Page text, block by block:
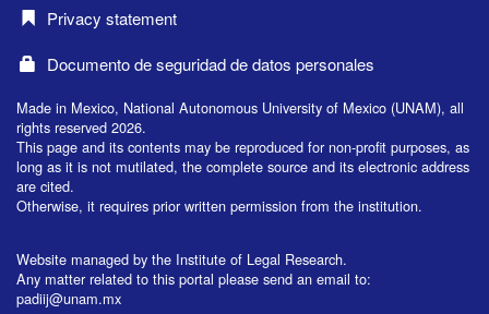
Privacy statement
Documento de seguridad de datos personales
Made in Mexico, National Autonomous University of Mexico (UNAM), all
rights reserved 2026.
This page and its contents may be reproduced for non-profit purposes, as
long as it is not mutilated, the complete source and its electronic address
are cited.
Otherwise, it requires prior written permission from the institution.
Website managed by the Institute of Legal Research.
Any matter related to this portal please send an email to:
padiij@unam.mx